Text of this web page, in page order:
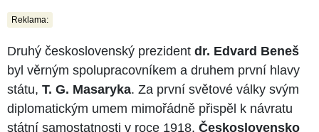
Reklama:
Druhý československý prezident dr. Edvard Beneš
byl věrným spolupracovníkem a druhem první hlavy
státu, T. G. Masaryka. Za první světové války svým
diplomatickým umem mimořádně přispěl k návratu
státní samostatnosti v roce 1918. Československo